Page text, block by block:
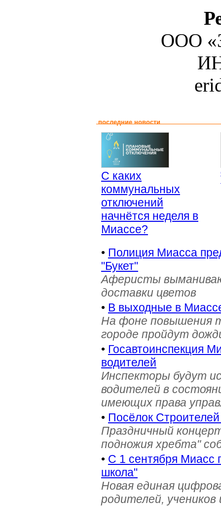
ООО
последние новости
С каких
коммунальных
отключений
начнётся неделя в
Миассе?
• Полиция Миасса
"Букет"
Аферисты
доставки цветов
• В выходные в
На фоне повышения
городе пройдут
• Госавтоинспекция
водителей
Инспекторы будут
водителей в
имеющих права
• Посёлок
Праздничный
подножия хребта"
• С 1 сентября Миасс
школа"
Новая единая
родителей, учеников